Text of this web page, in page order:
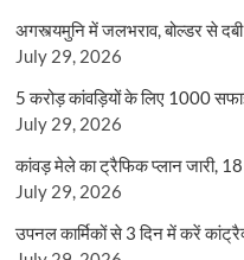
अगस्त्यमुनि में जलभराव, बोल्डर से
July 29, 2026
5 करोड़ कांवड़ियों के लिए 1000
July 29, 2026
कांवड़ मेले का ट्रैफिक प्लान जारी,
July 29, 2026
उपनल कार्मिकों से 3 दिन में करें